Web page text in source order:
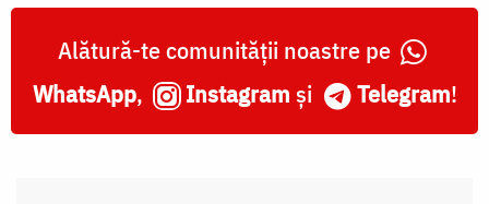
Alătură-te comunității noastre pe
WhatsApp, Instagram și Telegram!